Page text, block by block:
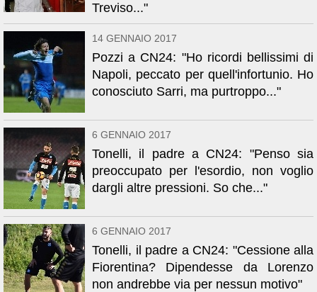
Treviso..."
14 GENNAIO 2017
Pozzi a CN24: "Ho ricordi bellissimi di
Napoli, peccato per quell'infortunio. Ho
conosciuto Sarri, ma purtroppo..."
6 GENNAIO 2017
Tonelli, il padre a CN24: "Penso sia
preoccupato per l'esordio, non voglio
dargli altre pressioni. So che..."
6 GENNAIO 2017
Tonelli, il padre a CN24: "Cessione alla
Fiorentina? Dipendesse da Lorenzo
non andrebbe via per nessun motivo"